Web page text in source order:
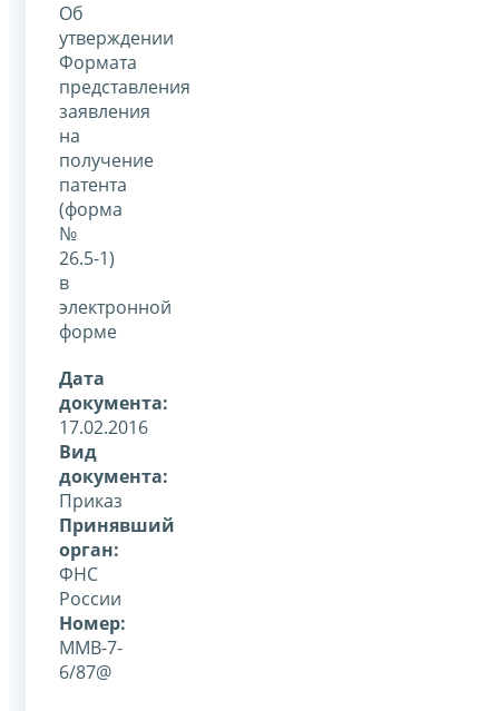
Об
утверждении
Формата
представления
заявления
на
получение
патента
(форма
№
26.5-1)
в
электронной
форме
Дата
документа:
17.02.2016
Вид
документа:
Приказ
Принявший
орган:
ФНС
России
Номер:
ММВ-7-
6/87@